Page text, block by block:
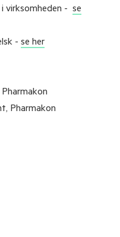
virksomheden - se
- se her
Pharmakon